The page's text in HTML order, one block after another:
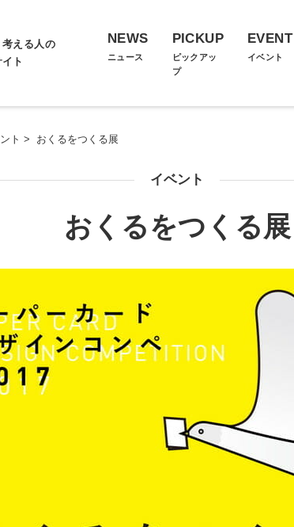
える人の
ト
NEWS
ニュース
PICKUP
ピックアッ
プ
EVENT
イベント
ト > おくるをつくる展
イベント
おくるをつくる展